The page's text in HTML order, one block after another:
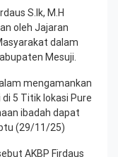
S.Ik, M.H
oleh Jajaran
dalam
Mesuji.
mengamankan
5 Titik lokasi Pure
ibadah dapat
(29/11/25)
AKBP Firdaus